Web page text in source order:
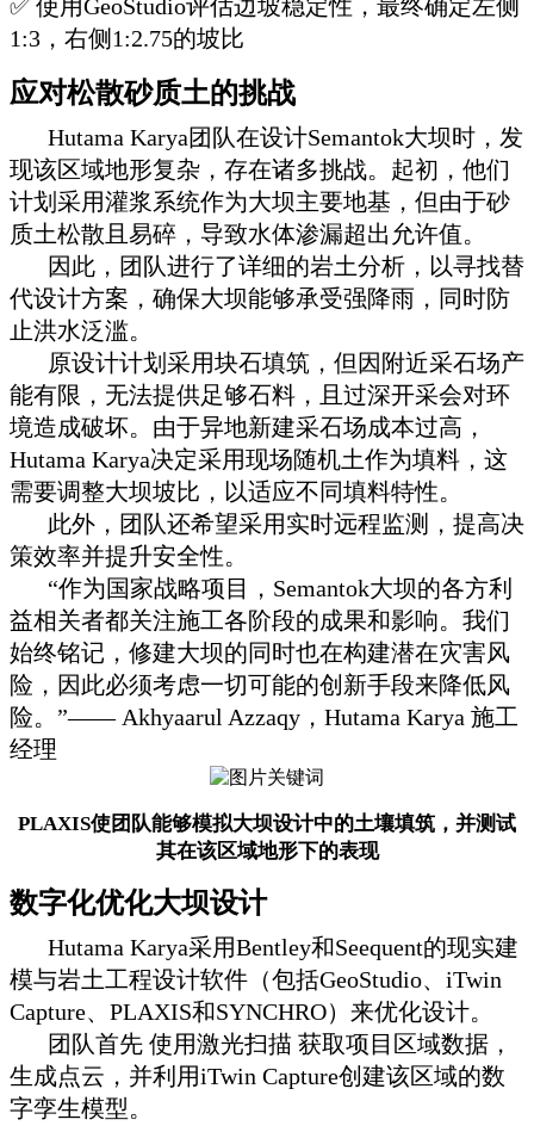
✅ 使用GeoStudio评估边坡稳定性，最终确定左侧
1:3，右侧1:2.75的坡比
应对松散砂质土的挑战
Hutama Karya团队在设计Semantok大坝时，发
现该区域地形复杂，存在诸多挑战。起初，他们
计划采用灌浆系统作为大坝主要地基，但由于砂
质土松散且易碎，导致水体渗漏超出允许值。
因此，团队进行了详细的岩土分析，以寻找替
代设计方案，确保大坝能够承受强降雨，同时防
止洪水泛滥。
原设计计划采用块石填筑，但因附近采石场产
能有限，无法提供足够石料，且过深开采会对环
境造成破坏。由于异地新建采石场成本过高，
Hutama Karya决定采用现场随机土作为填料，这
需要调整大坝坡比，以适应不同填料特性。
此外，团队还希望采用实时远程监测，提高决
策效率并提升安全性。
“作为国家战略项目，Semantok大坝的各方利
益相关者都关注施工各阶段的成果和影响。我们
始终铭记，修建大坝的同时也在构建潜在灾害风
险，因此必须考虑一切可能的创新手段来降低风
险。”—— Akhyaarul Azzaqy，Hutama Karya 施工
经理
PLAXIS使团队能够模拟大坝设计中的土壤填筑，并测试
其在该区域地形下的表现
数字化优化大坝设计
Hutama Karya采用Bentley和Seequent的现实建
模与岩土工程设计软件（包括GeoStudio、iTwin
Capture、PLAXIS和SYNCHRO）来优化设计。
团队首先 使用激光扫描 获取项目区域数据，
生成点云，并利用iTwin Capture创建该区域的数
字孪生模型。